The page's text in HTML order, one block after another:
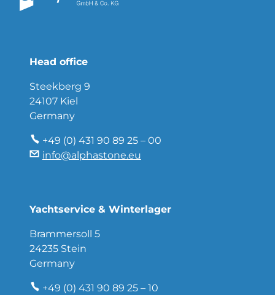
Head office
Steekberg 9
24107 Kiel
Germany
+49 (0) 431 90 89 25 – 00
info@alphastone.eu
Yachtservice & Winterlager
Brammersoll 5
24235 Stein
Germany
+49 (0) 431 90 89 25 – 10